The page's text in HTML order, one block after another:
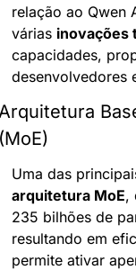
relação ao Qwen
várias inovações
capacidades,
desenvolvedores
arquitetura MoE,
235 bilhões de
resultando em
permite ativar